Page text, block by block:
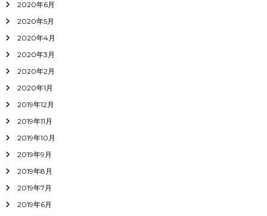
2020年6月
2020年5月
2020年4月
2020年3月
2020年2月
2020年1月
2019年12月
2019年11月
2019年10月
2019年9月
2019年8月
2019年7月
2019年6月